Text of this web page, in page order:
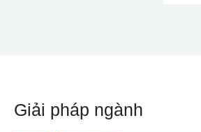
Giải pháp ngành